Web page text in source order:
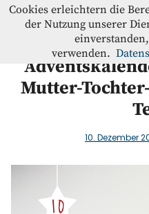
Home
InstagramFacebook
Mutter-
10. Dezember
Cookies erleichtern die
der Nutzung unserer
verwenden.